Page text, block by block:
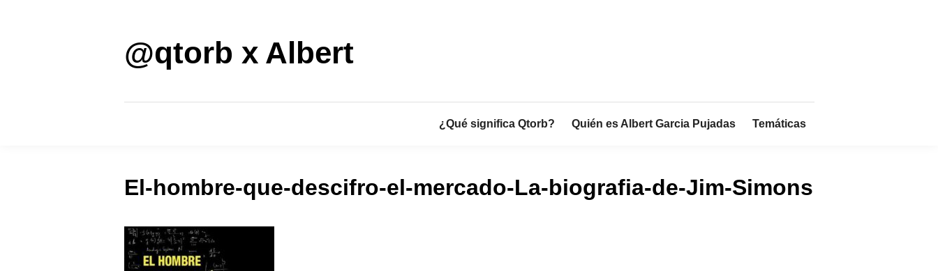
@qtorb x Albert
¿Qué significa Qtorb? Quién es Albert Garcia Pujadas Temáticas
El-hombre-que-descifro-el-mercado-La-biografia-de-Jim-Simons